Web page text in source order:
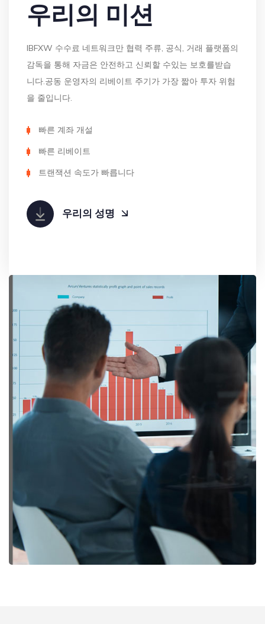
우리의 미션
IBFXW 수수료 네트워크만 협력 주류, 공식, 거래 플랫폼의
감독을 통해 자금은 안전하고 신뢰할 수있는 보호를받습
니다.공동 운영자의 리베이트 주기가 가장 짧아 투자 위험
을 줄입니다.
빠른 계좌 개설
빠른 리베이트
트랜잭션 속도가 빠릅니다
우리의 성명